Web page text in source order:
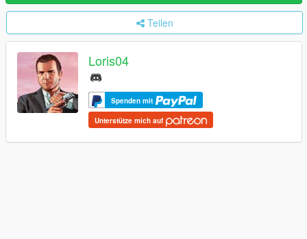
Teilen
Loris04
Spenden mit
Unterstütze mich auf